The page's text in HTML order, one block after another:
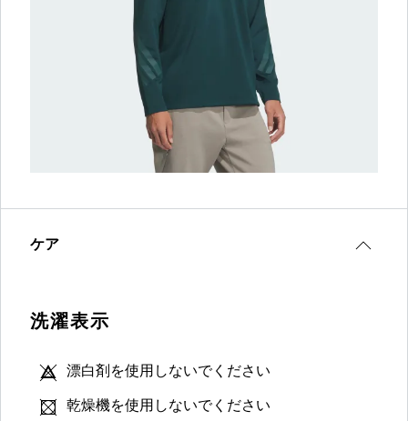
ケア
洗濯表示
漂白剤を使用しないでください
乾燥機を使用しないでください